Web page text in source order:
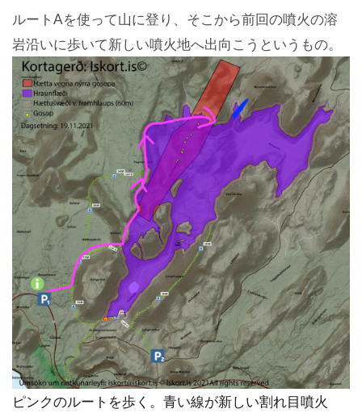
ルートAを使って山に登り、そこから前回の噴火の溶
岩沿いに歩いて新しい噴火地へ出向こうというもの。
ピンクのルートを歩く。青い線が新しい割れ目噴火